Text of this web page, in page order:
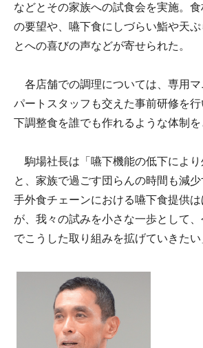
などとその家族への試食会を実施。
の要望や、嚥下食にしづらい鮨や天ぷ
とへの喜びの声などが寄せられた。
各店舗での調理については、専用
パートスタッフも交えた事前研修を
下調整食を誰でも作れるような体制を
駒場社長は「嚥下機能の低下により
と、家族で過ごす団らんの時間も減
手外食チェーンにおける嚥下食提供
が、我々の試みを小さな一歩として
でこうした取り組みを拡げていきたい